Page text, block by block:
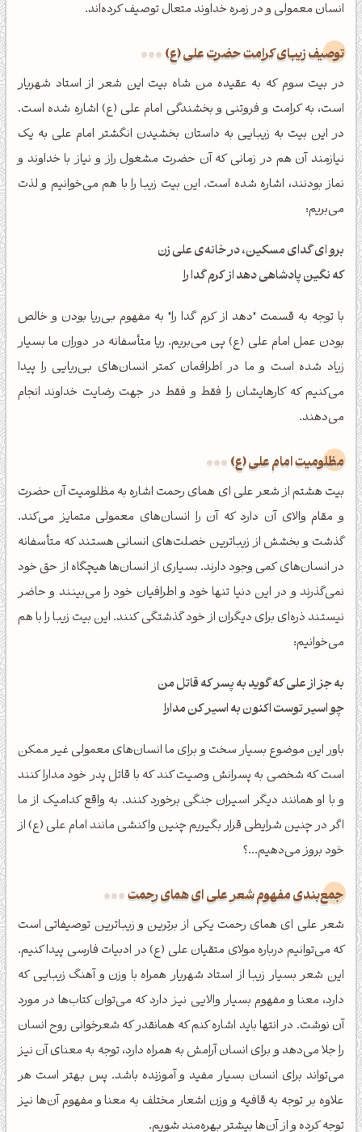
انسان معمولی و در زمره خداوند متعال توصیف کرده‌اند.
توصیف زیبای کرامت حضرت علی (ع)
در بیت سوم که به عقیده من شاه بیت این شعر از استاد شهریار
است، به کرامت و فروتنی و بخشندگی امام علی (ع) اشاره شده است.
در این بیت به زیبایی به داستان بخشیدن انگشتر امام علی به یک
نیازمند آن هم در زمانی که آن حضرت مشغول راز و نیاز با خداوند و
نماز بودنند، اشاره شده است. این بیت زیبا را با هم می‌خوانیم و لذت
می‌بریم:
برو ای گدای مسکین، در خانه‌ی علی زن
که نگین پادشاهی دهد از کرم گدا را
با توجه به قسمت "دهد از کرم گدا را" به مفهوم بی‌ریا بودن و خالص
بودن عمل امام علی (ع) پی می‌بریم. ریا متأسفانه در دوران ما بسیار
زیاد شده است و ما در اطرافمان کمتر انسان‌های بی‌ریایی را پیدا
می‌کنیم که کارهایشان را فقط و فقط در جهت رضایت خداوند انجام
می‌دهند.
مظلومیت امام علی (ع)
بیت هشتم از شعر علی ای همای رحمت اشاره به مظلومیت آن حضرت
و مقام والای آن دارد که آن را انسان‌های معمولی متمایز می‌کند.
گذشت و بخشش از زیباترین خصلت‌های انسانی هستند که متأسفانه
در انسان‌های کمی وجود دارند. بسیاری از انسان‌ها هیچگاه از حق خود
نمی‌گذرند و در این دنیا تنها خود و اطرافیان خود را می‌بینند و حاضر
نیستند ذره‌ای برای دیگران از خود گذشتگی کنند. این بیت زیبا را با هم
می‌خوانیم:
به جز از علی که گوید به پسر که قاتل من
چو اسیر توست اکنون به اسیر کن مدارا
باور این موضوع بسیار سخت و برای ما انسان‌های معمولی غیر ممکن
است که شخصی به پسرانش وصیت کند که با قاتل پدر خود مدارا کنند
و با او همانند دیگر اسیران جنگی برخورد کنند. به واقع کدامیک از ما
اگر در چنین شرایطی قرار بگیریم چنین واکنشی مانند امام علی (ع) از
خود بروز می‌دهیم...؟
جمع‌بندی مفهوم شعر علی ای همای رحمت
شعر علی ای همای رحمت یکی از برترین و زیباترین توصیفاتی است
که می‌توانیم درباره مولای متقیان علی (ع) در ادبیات فارسی پیدا کنیم.
این شعر بسیار زیبا از استاد شهریار همراه با وزن و آهنگ زیبایی که
دارد، معنا و مفهوم بسیار والایی نیز دارد که می‌توان کتاب‌ها در مورد
آن نوشت. در انتها باید اشاره کنم که همانقدر که شعرخوانی روح انسان
را جلا می‌دهد و برای انسان آرامش به همراه دارد، توجه به معنای آن نیز
می‌تواند برای انسان بسیار مفید و آموزنده باشد. پس بهتر است هر
علاوه بر توجه به قافیه و وزن اشعار مختلف به معنا و مفهوم آن‌ها نیز
توجه کرده و از آن‌ها بیشتر بهره‌مند شویم.